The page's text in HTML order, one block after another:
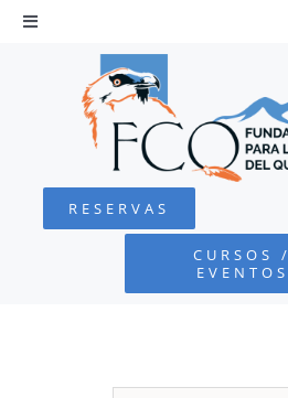
Saltar
Toggle
Navigation
QUEBRANTAHUESOS
FUNDACIÓN
RESERVAS
CURSOS /
EVENTOS